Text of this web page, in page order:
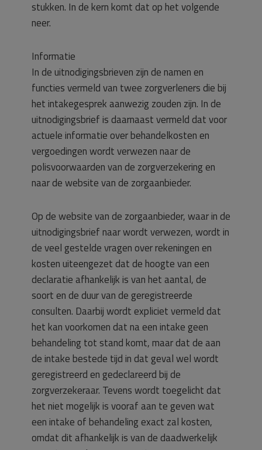
stukken. In de kern komt dat op het volgende
neer.
Informatie
In de uitnodigingsbrieven zijn de namen en
functies vermeld van twee zorgverleners die bij
het intakegesprek aanwezig zouden zijn. In de
uitnodigingsbrief is daarnaast vermeld dat voor
actuele informatie over behandelkosten en
vergoedingen wordt verwezen naar de
polisvoorwaarden van de zorgverzekering en
naar de website van de zorgaanbieder.
Op de website van de zorgaanbieder, waar in de
uitnodigingsbrief naar wordt verwezen, wordt in
de veel gestelde vragen over rekeningen en
kosten uiteengezet dat de hoogte van een
declaratie afhankelijk is van het aantal, de
soort en de duur van de geregistreerde
consulten. Daarbij wordt expliciet vermeld dat
het kan voorkomen dat na een intake geen
behandeling tot stand komt, maar dat de aan
de intake bestede tijd in dat geval wel wordt
geregistreerd en gedeclareerd bij de
zorgverzekeraar. Tevens wordt toegelicht dat
het niet mogelijk is vooraf aan te geven wat
een intake of behandeling exact zal kosten,
omdat dit afhankelijk is van de daadwerkelijk